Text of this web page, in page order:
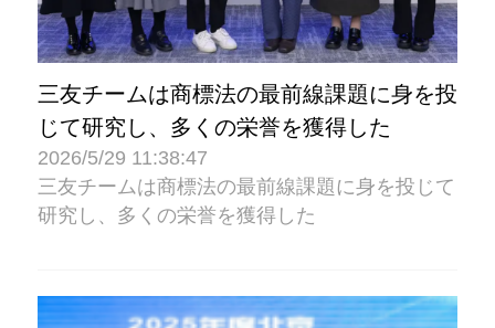
三友チームは商標法の最前線課題に身を投
じて研究し、多くの栄誉を獲得した
2026/5/29 11:38:47
三友チームは商標法の最前線課題に身を投じて
研究し、多くの栄誉を獲得した